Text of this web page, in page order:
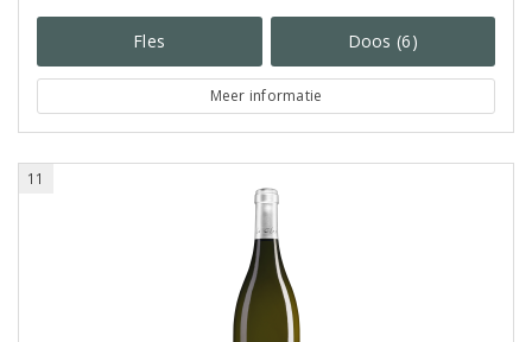
Fles Doos (6)
Meer informatie
11